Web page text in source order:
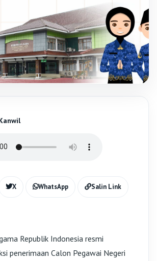
X WhatsApp Salin Link
Republik Indonesia resmi
penerimaan Calon Pegawai Negeri